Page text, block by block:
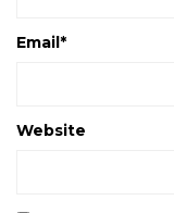
Email*
Website